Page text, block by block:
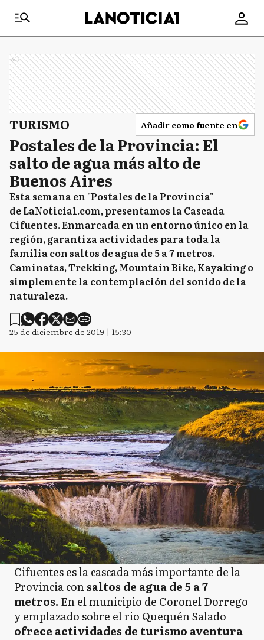
Ads
TURISMO Añadir como fuente en
Postales de la Provincia: El
salto de agua más alto de
Buenos Aires
Esta semana en "Postales de la Provincia"
de LaNoticia1.com, presentamos la Cascada
Cifuentes. Enmarcada en un entorno único en la
región, garantiza actividades para toda la
familia con saltos de agua de 5 a 7 metros.
Caminatas, Trekking, Mountain Bike, Kayaking o
simplemente la contemplación del sonido de la
naturaleza.
25 de diciembre de 2019 | 15:30
Cifuentes es la cascada más importante de la
Provincia consaltos de agua de 5 a 7
metros. En el municipio de Coronel Dorrego
y emplazado sobre el rio Quequén Salado
ofrece actividades de turismo aventura